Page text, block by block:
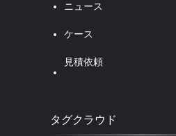
ニュース
ケース
見積依頼
タグクラウド